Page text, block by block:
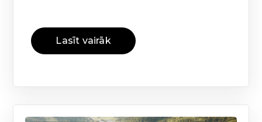
Lasīt vairāk